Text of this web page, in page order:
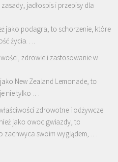
jadłospis i przepisy dla
jako podagra, to schorzenie, które
życia. …
zdrowie i zastosowanie w
New Zealand Lemonade, to
nie tylko …
zdrowotne i odżywcze
jako owoc gwiazdy, to
zachwyca swoim wyglądem, …